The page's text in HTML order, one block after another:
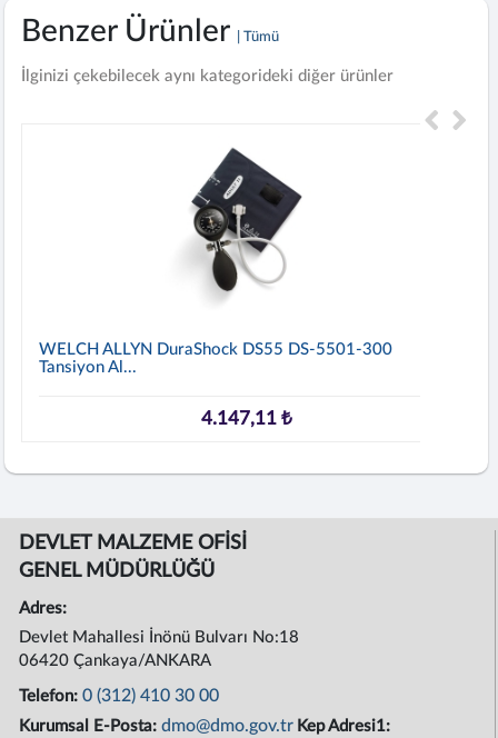
Benzer Ürünler | Tümü
İlginizi çekebilecek aynı kategorideki diğer ürünler
WELCH ALLYN DuraShock DS55 DS-5501-300
Tansiyon Al...
4.147,11 ₺
DEVLET MALZEME OFİSİ
GENEL MÜDÜRLÜĞÜ
Adres:
Devlet Mahallesi İnönü Bulvarı No:18
06420 Çankaya/ANKARA
Telefon:0 (312) 410 30 00
Kurumsal E-Posta:dmo@dmo.gov.tr Kep Adresi1: